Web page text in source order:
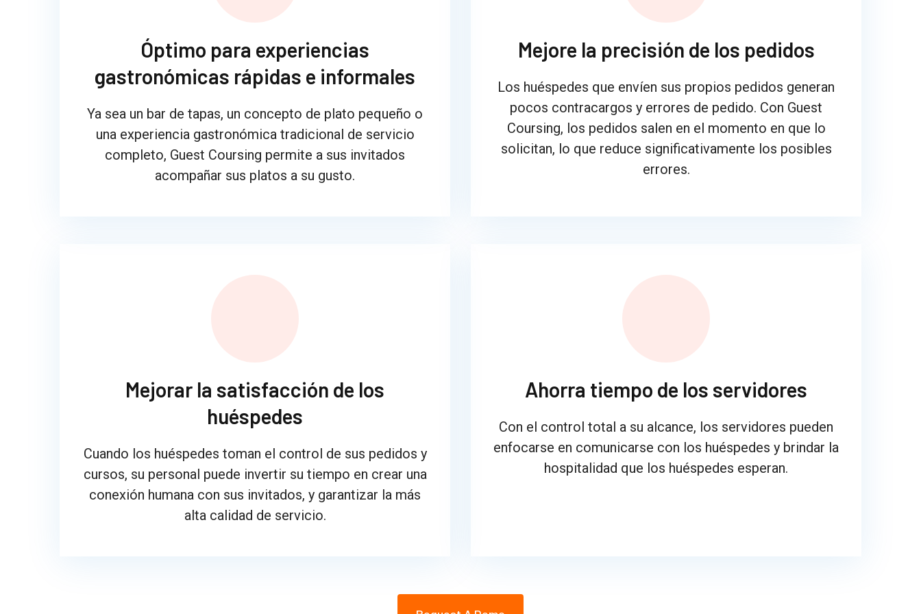
Óptimo para experiencias
gastronómicas rápidas e informales
Ya sea un bar de tapas, un concepto de plato pequeño o
una experiencia gastronómica tradicional de servicio
completo, Guest Coursing permite a sus invitados
acompañar sus platos a su gusto.
Mejore la precisión de los pedidos
Los huéspedes que envíen sus propios pedidos generan
pocos contracargos y errores de pedido. Con Guest
Coursing, los pedidos salen en el momento en que lo
solicitan, lo que reduce significativamente los posibles
errores.
Mejorar la satisfacción de los
huéspedes
Cuando los huéspedes toman el control de sus pedidos y
cursos, su personal puede invertir su tiempo en crear una
conexión humana con sus invitados, y garantizar la más
alta calidad de servicio.
Ahorra tiempo de los servidores
Con el control total a su alcance, los servidores pueden
enfocarse en comunicarse con los huéspedes y brindar la
hospitalidad que los huéspedes esperan.